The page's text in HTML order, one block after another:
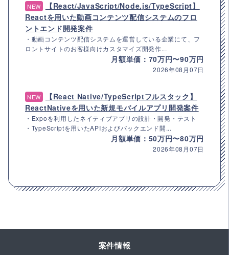
NEW
【React/JavaScript/Node.js/TypeScript】
Reactを用いた動画コンテンツ配信システムのフロ
ントエンド開発案件
・動画コンテンツ配信システムを運営している企業にて、フ
ロントサイトのお客様向けカスタマイズ開発作...
月額単価：70万円〜90万円
2026年08月07日
NEW
【React Native/TypeScriptフルスタック】
ReactNativeを用いた新規モバイルアプリ開発案件
・Expoを利用したネイティブアプリの設計・開発・テスト
・TypeScriptを用いたAPIおよびバックエンド開...
月額単価：50万円〜80万円
2026年08月07日
案件情報